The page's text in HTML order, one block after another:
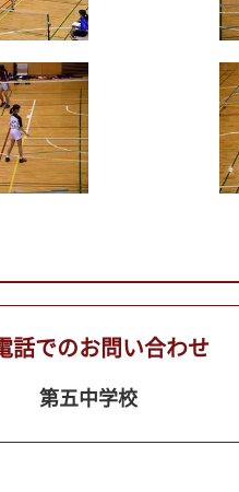
話でのお問い合わせ
第五中学校